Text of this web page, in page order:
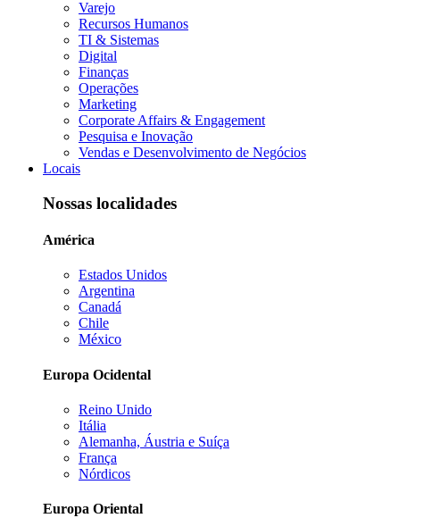
Varejo
Recursos Humanos
TI & Sistemas
Digital
Finanças
Operações
Marketing
Corporate Affairs & Engagement
Pesquisa e Inovação
Vendas e Desenvolvimento de Negócios
Locais
Nossas localidades
América
Estados Unidos
Argentina
Canadá
Chile
México
Europa Ocidental
Reino Unido
Itália
Alemanha, Áustria e Suíça
França
Nórdicos
Europa Oriental